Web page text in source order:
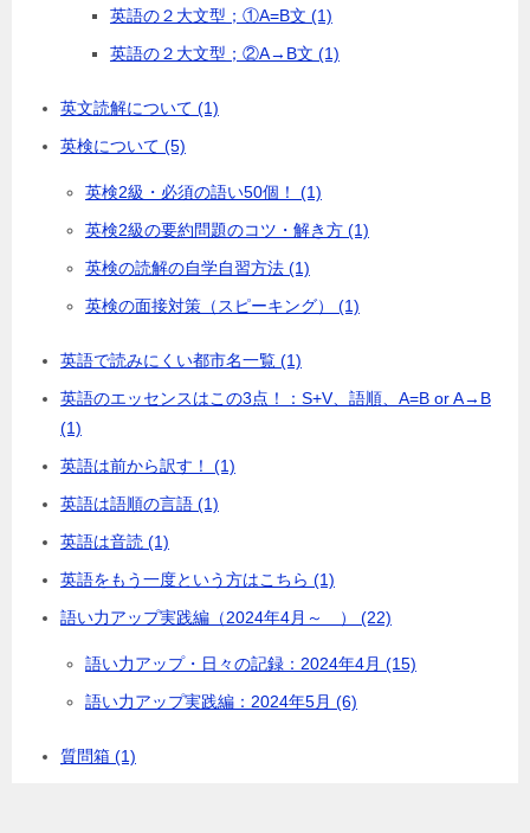
英語の２大文型；①A=B文 (1)
英語の２大文型；②A→B文 (1)
英文読解について (1)
英検について (5)
英検2級・必須の語い50個！ (1)
英検2級の要約問題のコツ・解き方 (1)
英検の読解の自学自習方法 (1)
英検の面接対策（スピーキング） (1)
英語で読みにくい都市名一覧 (1)
英語のエッセンスはこの3点！：S+V、語順、A=B or A→B
(1)
英語は前から訳す！ (1)
英語は語順の言語 (1)
英語は音読 (1)
英語をもう一度という方はこちら (1)
語い力アップ実践編（2024年4月～ ） (22)
語い力アップ・日々の記録：2024年4月 (15)
語い力アップ実践編：2024年5月 (6)
質問箱 (1)